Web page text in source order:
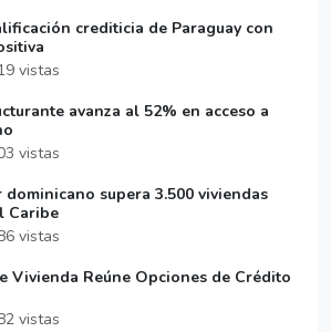
crediticia de Paraguay con
vistas
avanza al 52% en acceso a
vistas
supera 3.500 viviendas
Caribe
vistas
Vivienda Reúne Opciones de Crédito
vistas